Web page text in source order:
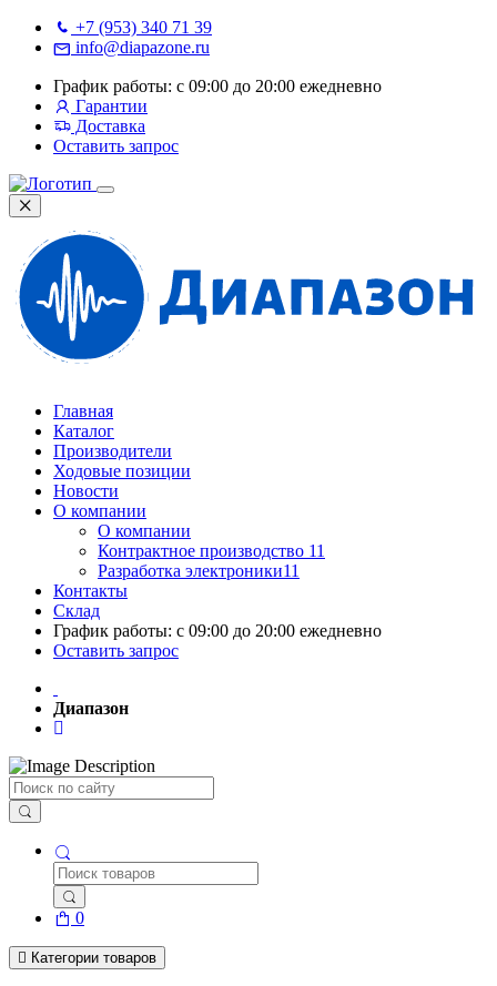
+7 (953) 340 71 39
info@diapazone.ru
График работы: с 09:00 до 20:00 ежедневно
Гарантии
Доставка
Оставить запрос
Главная
Каталог
Производители
Ходовые позиции
Новости
О компании
О компании
Контрактное производство 11
Разработка электроники11
Контакты
Склад
График работы: с 09:00 до 20:00 ежедневно
Оставить запрос
Диапазон
Поиск
0
Категории товаров